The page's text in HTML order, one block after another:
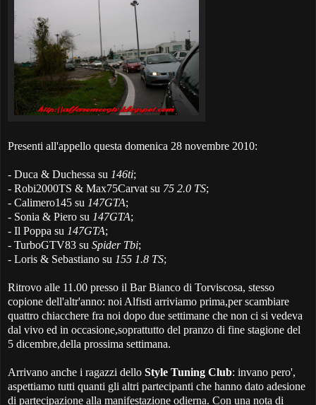
Presenti all'appello questa domenica 28 novembre 2010:
- Duca & Duchessa su 146ti;
- Robi2000TS & Max75Carvat su 75 2.0 TS;
- Calimero145 su 147GTA;
- Sonia & Piero su 147GTA;
- Il Poppa su 147GTA;
- TurboGTV83 su Spider Tbi;
- Loris & Sebastiano su 155 1.8 TS;
Ritrovo alle 11.00 presso il Bar Bianco di Torviscosa, stesso
copione dell'altr'anno: noi Alfisti arriviamo prima,per scambiare
quattro chiacchere fra noi dopo due settimane che non ci si vedeva
dal vivo ed in occasione,soprattutto del pranzo di fine stagione del
5 dicembre,della prossima settimana.
Arrivano anche i ragazzi dello Style Tuning Club: invano pero',
aspettiamo tutti quanti gli altri partecipanti che hanno dato adesione
di partecipazione alla manifestazione odierna. Con una nota di